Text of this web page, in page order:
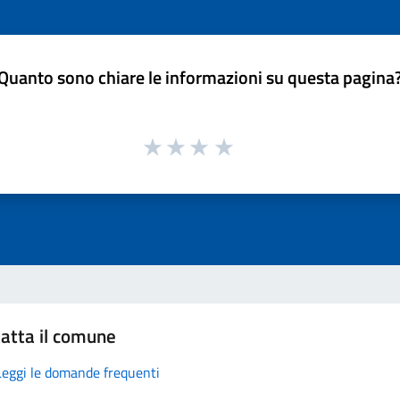
sono chiare le informazioni su questa
il comune
le domande frequenti